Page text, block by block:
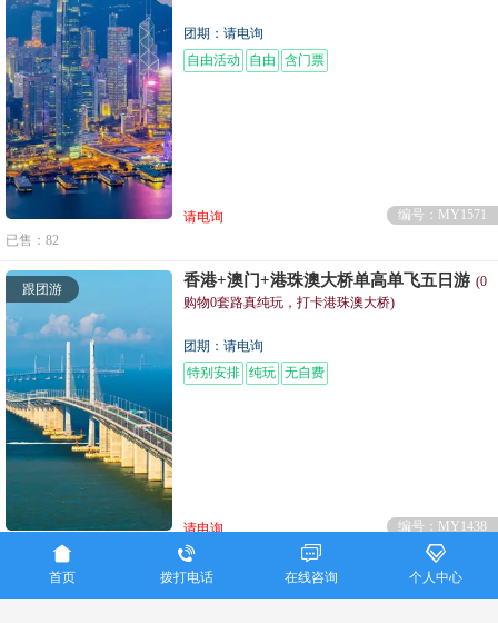
团期：请电询
自由活动
自由 含门票
请电询
编号：MY1571
已售：82
跟团游 香港+澳门+港珠澳大桥单高单飞五日游 (0
购物0套路真纯玩，打卡港珠澳大桥)
团期：请电询
特别安排 纯玩 无自费
请电询
编号：MY1438
已售：123

首页

拨打电话

在线咨询

个人中心